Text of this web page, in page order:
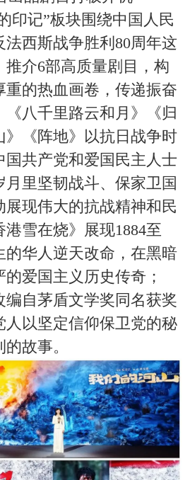
记”板块围绕中国人民
西斯战争胜利80周年这
推介6部高质量剧目，构
重的热血画卷，传递振奋
《八千里路云和月》《归
》《阵地》以抗日战争时
国共产党和爱国民主人士
里坚韧战斗、保家卫国
展现伟大的抗战精神和民
雪在烧》展现1884至
的华人逆天改命，在黑暗
爱国主义历史传奇；
编自茅盾文学奖同名获奖
人以坚定信仰保卫党的秘
故事。